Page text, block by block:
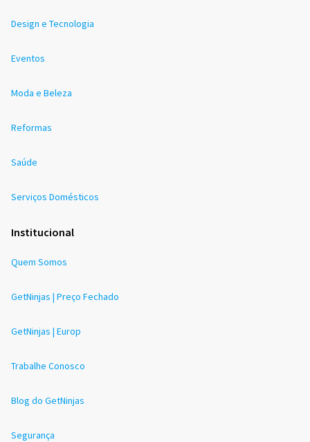
Design e Tecnologia
Eventos
Moda e Beleza
Reformas
Saúde
Serviços Domésticos
Institucional
Quem Somos
GetNinjas | Preço Fechado
GetNinjas | Europ
Trabalhe Conosco
Blog do GetNinjas
Segurança